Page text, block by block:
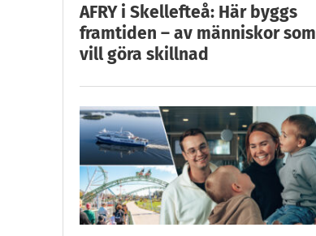
AFRY i Skellefteå: Här byggs
framtiden – av människor som
vill göra skillnad